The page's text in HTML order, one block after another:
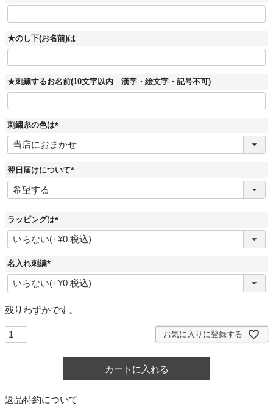
★のし下(お名前)は
★刺繍するお名前(10文字以内 漢字・絵文字・記号不可)
刺繍糸の色は
(
必
須
翌日届けについて
(
須
ラッピングは
(
必
須
名入れ刺繍
(
必
須
残りわずかです。
お気に入りに登録する
カートに入れる
返品特約について